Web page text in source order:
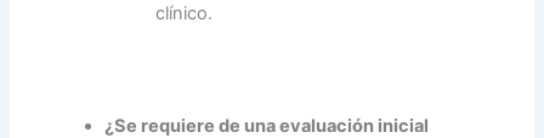
clínico.
¿Se requiere de una evaluación inicial